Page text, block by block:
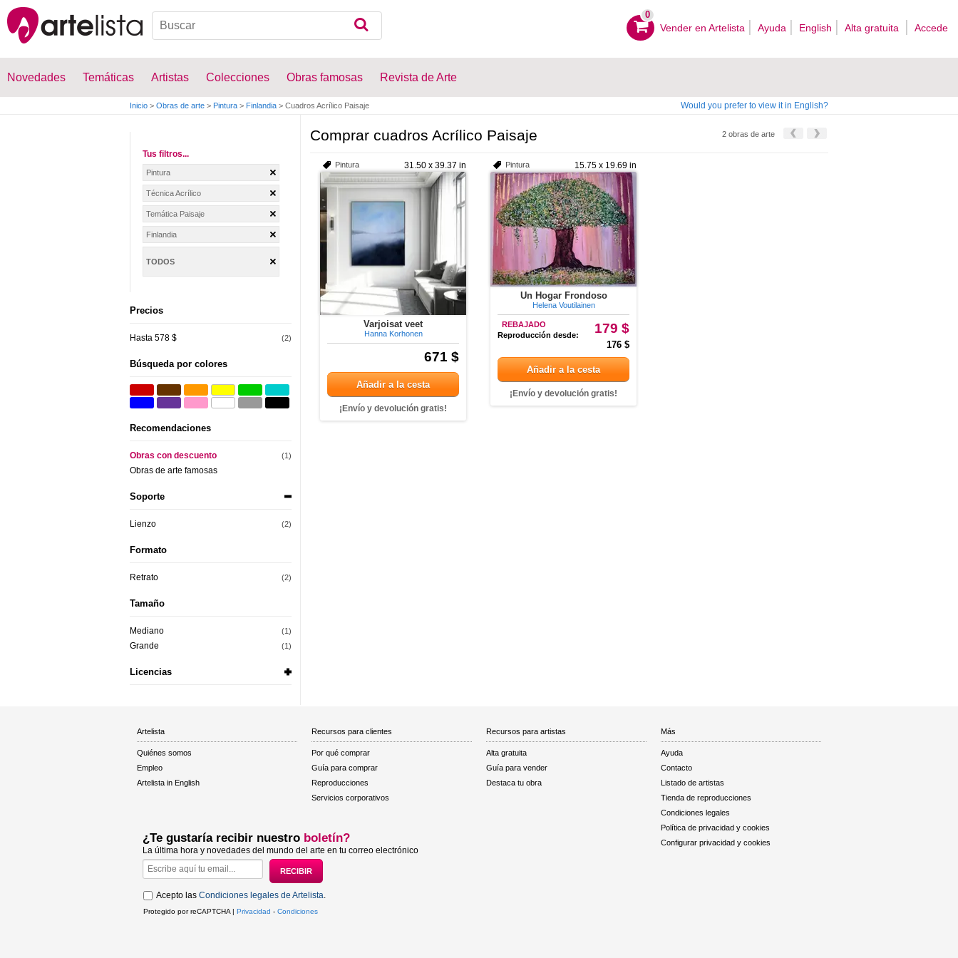
0
Vender en Artelista Ayuda English Alta gratuita Accede
Novedades Temáticas Artistas Colecciones Obras famosas Revista de Arte
Inicio > Obras de arte > Pintura > Finlandia > Cuadros Acrílico Paisaje Would you prefer to view it in English?
Tus filtros...
Pintura
Técnica Acrílico
Temática Paisaje
Finlandia
TODOS
Precios
Hasta 578 $ (2)
Búsqueda por colores
Recomendaciones
Obras con descuento (1)
Obras de arte famosas
Soporte
Lienzo (2)
Formato
Retrato (2)
Tamaño
Mediano (1)
Grande (1)
Licencias
Comprar cuadros Acrílico Paisaje 2 obras de arte
31.50 x 39.37 in
Pintura
Varjoisat veet
Hanna Korhonen
671 $
Añadir a la cesta
¡Envío y devolución gratis!
15.75 x 19.69 in
Pintura
Un Hogar Frondoso
Helena Voutilainen
179 $
REBAJADO
Reproducción desde:
176 $
Añadir a la cesta
¡Envío y devolución gratis!
Artelista
Quiénes somos
Empleo
Artelista in English
Recursos para clientes
Por qué comprar
Guía para comprar
Reproducciones
Servicios corporativos
Recursos para artistas
Alta gratuita
Guía para vender
Destaca tu obra
Más
Ayuda
Contacto
Listado de artistas
Tienda de reproducciones
Condiciones legales
Política de privacidad y cookies
Configurar privacidad y cookies
¿Te gustaría recibir nuestro boletín?
La última hora y novedades del mundo del arte en tu correo electrónico
Acepto las Condiciones legales de Artelista.
Protegido por reCAPTCHA | Privacidad - Condiciones